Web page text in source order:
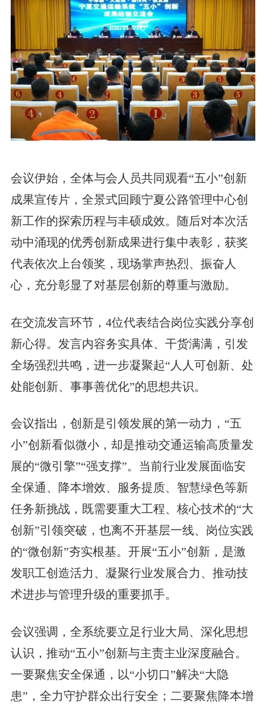
会议伊始，全体与会人员共同观看“五小”创新
成果宣传片，全景式回顾宁夏公路管理中心创
新工作的探索历程与丰硕成效。随后对本次活
动中涌现的优秀创新成果进行集中表彰，获奖
代表依次上台领奖，现场掌声热烈、振奋人
心，充分彰显了对基层创新的尊重与激励。
在交流发言环节，4位代表结合岗位实践分享创
新心得。发言内容务实具体、干货满满，引发
全场强烈共鸣，进一步凝聚起“人人可创新、处
处能创新、事事善优化”的思想共识。
会议指出，创新是引领发展的第一动力，“五
小”创新看似微小，却是推动交通运输高质量发
展的“微引擎”“强支撑”。当前行业发展面临安
全保通、降本增效、服务提质、智慧绿色等新
任务新挑战，既需要重大工程、核心技术的“大
创新”引领突破，也离不开基层一线、岗位实践
的“微创新”夯实根基。开展“五小”创新，是激
发职工创造活力、凝聚行业发展合力、推动技
术进步与管理升级的重要抓手。
会议强调，全系统要立足行业大局、深化思想
认识，推动“五小”创新与主责主业深度融合。
一要聚焦安全保通，以“小切口”解决“大隐
患”，全力守护群众出行安全；二要聚焦降本增